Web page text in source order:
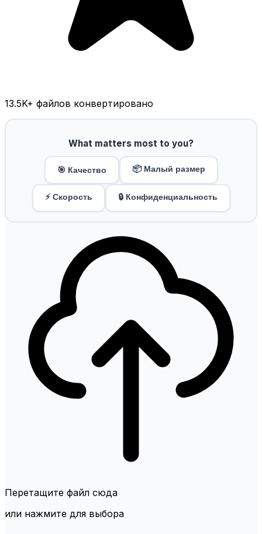
13.5K+ файлов конвертировано
What matters most to you?
🎯 Качество 📦 Малый размер
⚡ Скорость 🔒 Конфиденциальность
Перетащите файл сюда
или нажмите для выбора